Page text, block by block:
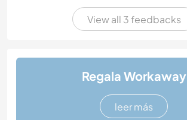
View all 3 feedbacks
Regala Workaway
leer más